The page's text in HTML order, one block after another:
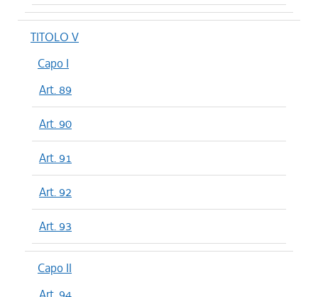
TITOLO V
Capo I
Art. 89
Art. 90
Art. 91
Art. 92
Art. 93
Capo II